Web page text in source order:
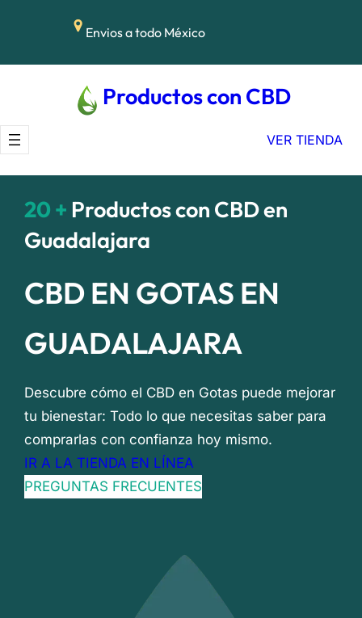
Envios a todo México
Productos con CBD
VER TIENDA
20 + Productos con CBD en
Guadalajara
CBD EN GOTAS EN
GUADALAJARA
Descubre cómo el CBD en Gotas puede mejorar
tu bienestar: Todo lo que necesitas saber para
comprarlas con confianza hoy mismo.
IR A LA TIENDA EN LÍNEA
PREGUNTAS FRECUENTES